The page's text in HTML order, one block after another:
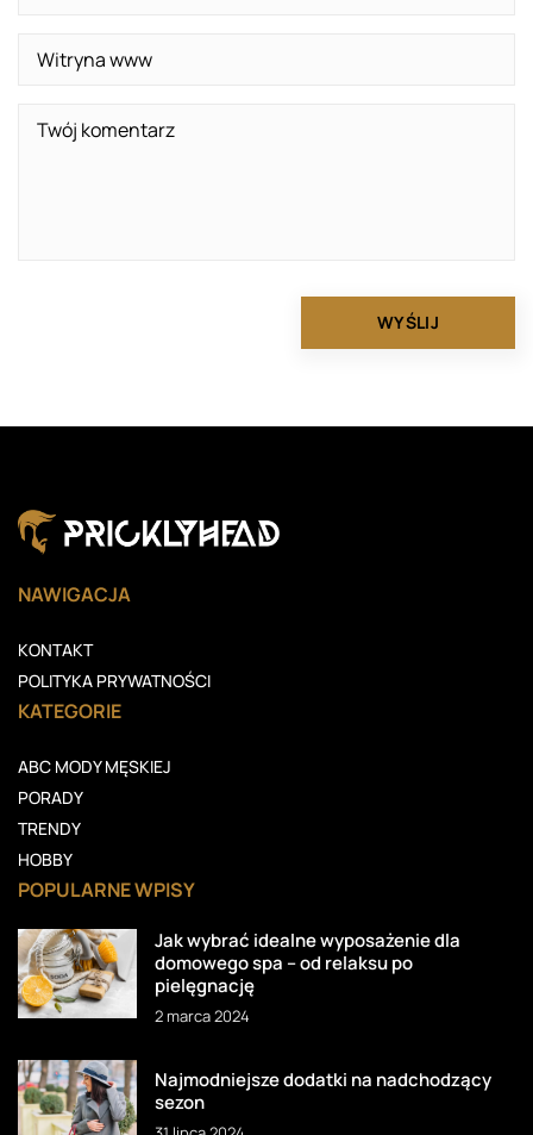
NAWIGACJA
KONTAKT
POLITYKA PRYWATNOŚCI
KATEGORIE
ABC MODY MĘSKIEJ
PORADY
TRENDY
HOBBY
POPULARNE WPISY
Jak wybrać idealne wyposażenie dla
domowego spa – od relaksu po
pielęgnację
2 marca 2024
Najmodniejsze dodatki na nadchodzący
sezon